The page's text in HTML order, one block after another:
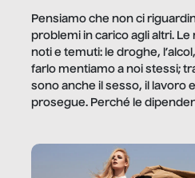
Pensiamo che non ci
problemi in carico agli altri.
noti e temuti: le droghe,
farlo mentiamo a noi stessi;
sono anche il sesso, il lavoro
prosegue. Perché le
trae un guadagno. In questo
quale e come.